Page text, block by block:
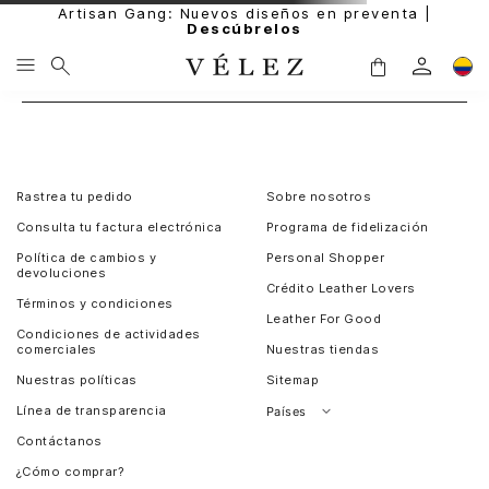
Artisan Gang: Nuevos diseños en preventa |
Descúbrelos
Rastrea tu pedido
Consulta tu factura electrónica
Política de cambios y
devoluciones
Términos y condiciones
Condiciones de actividades
comerciales
Nuestras políticas
Línea de transparencia
Contáctanos
¿Cómo comprar?
Sobre nosotros
Programa de fidelización
Personal Shopper
Crédito Leather Lovers
Leather For Good
Nuestras tiendas
Sitemap
Países